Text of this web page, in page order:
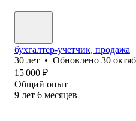
бухгалтер-учетчик, продажа
30 лет • Обновлено 30
15 000 ₽
Общий опыт
9 лет 6 месяцев